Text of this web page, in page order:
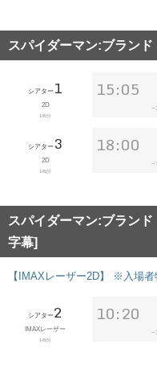
スパイダーマン:ブラン
シアター 1
2D
145分
15:05
~
シアター 3
2D
145分
18:00
~
スパイダーマン:ブラン
字幕]
【IMAXレーザー2D】 ※入場
シアター2
IMAXレーザー
145分
10:20
~